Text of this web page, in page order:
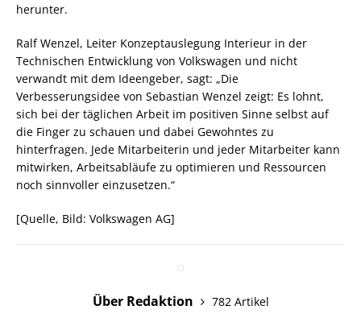
herunter.
Ralf Wenzel, Leiter Konzeptauslegung Interieur in der
Technischen Entwicklung von Volkswagen und nicht
verwandt mit dem Ideengeber, sagt: „Die
Verbesserungsidee von Sebastian Wenzel zeigt: Es lohnt,
sich bei der täglichen Arbeit im positiven Sinne selbst auf
die Finger zu schauen und dabei Gewohntes zu
hinterfragen. Jede Mitarbeiterin und jeder Mitarbeiter kann
mitwirken, Arbeitsabläufe zu optimieren und Ressourcen
noch sinnvoller einzusetzen.“
[Quelle, Bild: Volkswagen AG]
Über Redaktion
782 Artikel